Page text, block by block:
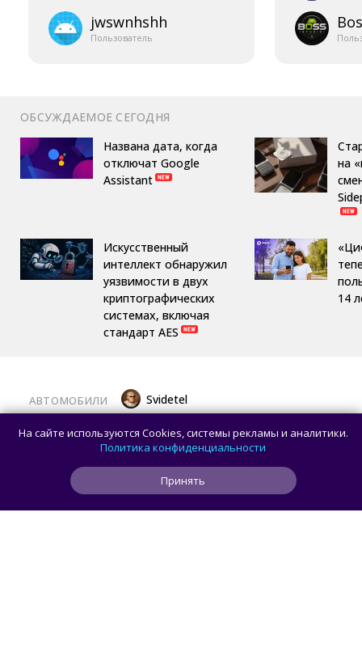
jwswnhshh
Пользователь
ОБСУЖДАЕМОЕ СЕГОДНЯ
Названа дата, когда
отключат Google
Assistant
Искусственный
интеллект обнаружил
уязвимости в двух
криптографических
системах, включая
стандарт AES
на
14
АВТОМОБИЛИ Svidetel
В России стартовали продажи
гибридного TANK 400 «Техно
Премиум» — цены и комплектации
На сайте используются Cookies, системы рекламы и аналитики.
Политика конфиденциальности
Принять